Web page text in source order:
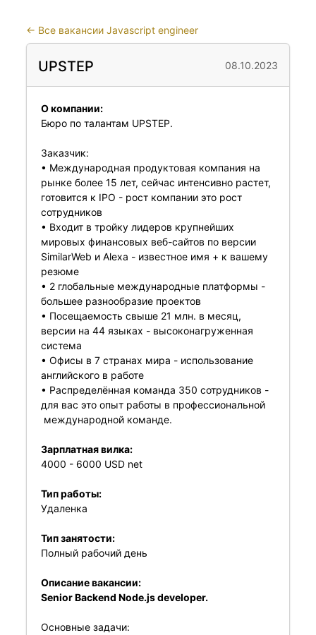
← Все вакансии Javascript engineer
UPSTEP 08.10.2023
О компании:
Бюро по талантам UPSTEP.
Заказчик:
• Международная продуктовая компания на
рынке более 15 лет, сейчас интенсивно растет,
готовится к IPO - рост компании это рост
сотрудников
• Входит в тройку лидеров крупнейших
мировых финансовых веб-сайтов по версии
SimilarWeb и Alexa - известное имя + к вашему
резюме
• 2 глобальные международные платформы -
большее разнообразие проектов
• Посещаемость свыше 21 млн. в месяц,
версии на 44 языках - высоконагруженная
система
• Офисы в 7 странах мира - использование
английского в работе
• Распределённая команда 350 сотрудников -
для вас это опыт работы в профессиональной
международной команде.
Зарплатная вилка:
4000 - 6000 USD net
Тип работы:
Удаленка
Тип занятости:
Полный рабочий день
Описание вакансии:
Senior Backend Node.js developer.
Основные задачи: